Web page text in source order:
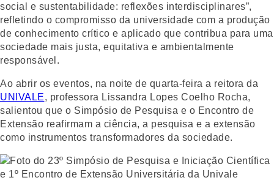
social e sustentabilidade: reflexões interdisciplinares”,
refletindo o compromisso da universidade com a produção
de conhecimento crítico e aplicado que contribua para uma
sociedade mais justa, equitativa e ambientalmente
responsável.
Ao abrir os eventos, na noite de quarta-feira a reitora da
UNIVALE, professora Lissandra Lopes Coelho Rocha,
salientou que o Simpósio de Pesquisa e o Encontro de
Extensão reafirmam a ciência, a pesquisa e a extensão
como instrumentos transformadores da sociedade.